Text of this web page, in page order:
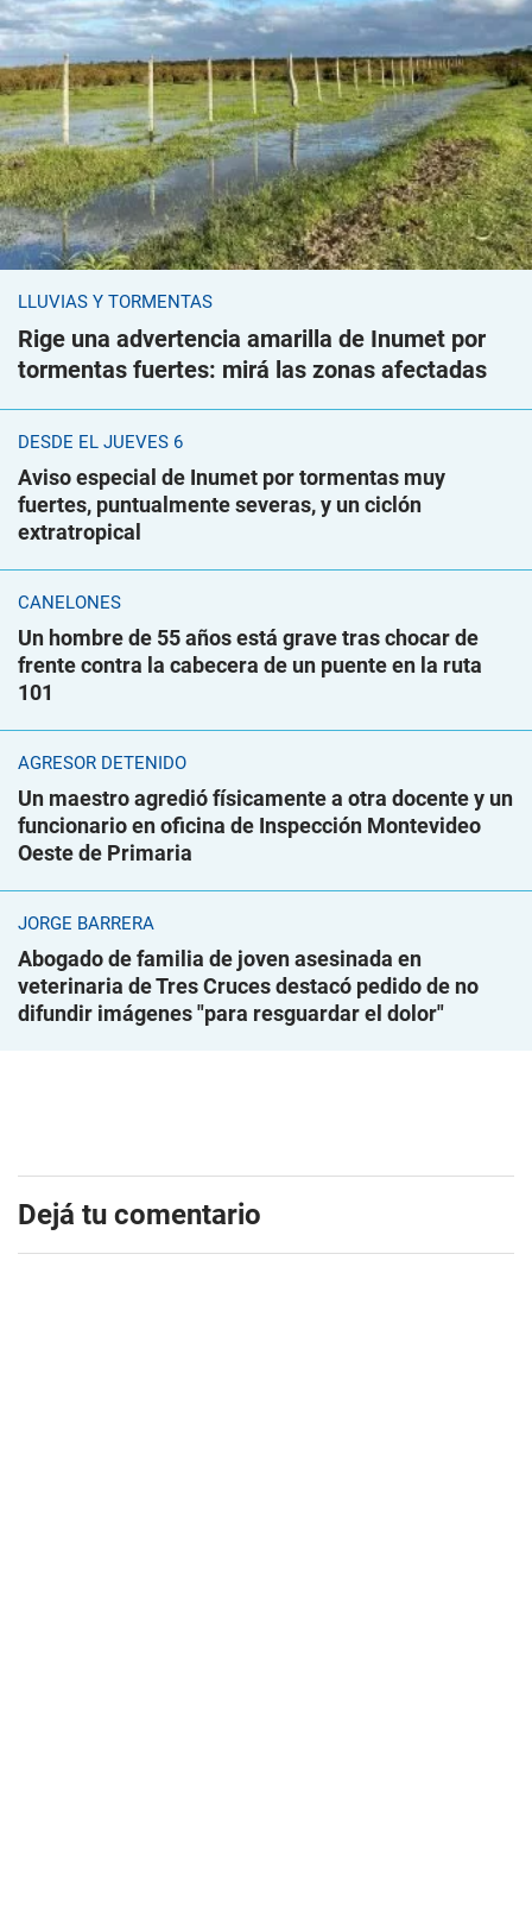
LLUVIAS Y TORMENTAS
Rige una advertencia amarilla de Inumet por
tormentas fuertes: mirá las zonas afectadas
DESDE EL JUEVES 6
Aviso especial de Inumet por tormentas muy
fuertes, puntualmente severas, y un ciclón
extratropical
CANELONES
Un hombre de 55 años está grave tras chocar de
frente contra la cabecera de un puente en la ruta
101
AGRESOR DETENIDO
Un maestro agredió físicamente a otra docente y un
funcionario en oficina de Inspección Montevideo
Oeste de Primaria
JORGE BARRERA
Abogado de familia de joven asesinada en
veterinaria de Tres Cruces destacó pedido de no
difundir imágenes "para resguardar el dolor"
Dejá tu comentario